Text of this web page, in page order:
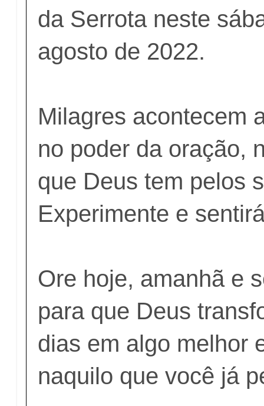
da Serrota neste
agosto de 2022.
Milagres acontecem
no poder da oração,
que Deus tem pelos
Experimente e
Ore hoje, amanhã e
para que Deus
dias em algo melhor
naquilo que você já